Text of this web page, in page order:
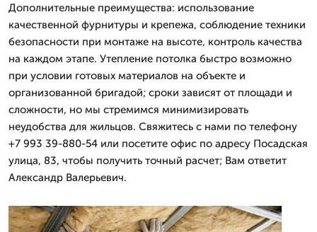
Дополнительные преимущества: использование
качественной фурнитуры и крепежа, соблюдение техники
безопасности при монтаже на высоте, контроль качества
на каждом этапе. Утепление потолка быстро возможно
при условии готовых материалов на объекте и
организованной бригадой; сроки зависят от площади и
сложности, но мы стремимся минимизировать
неудобства для жильцов. Свяжитесь с нами по телефону
+7 993 39-880-54 или посетите офис по адресу Посадская
улица, 83, чтобы получить точный расчет; Вам ответит
Александр Валерьевич.